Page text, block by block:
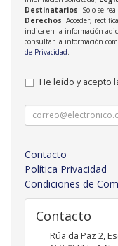
Destinatarios: Solo se
Derechos: Acceder,
indica en la información
consultar la información
de Privacidad
He leído y acepto
Contacto
Política Privacidad
Condiciones de
Contacto
Rúa da Paz 2,